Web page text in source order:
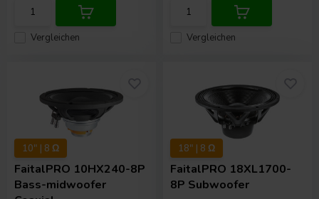
Vergleichen Vergleichen
10" | 8 Ω
FaitalPRO 10HX240-8P
Bass-midwoofer
18" | 8 Ω
FaitalPRO 18XL1700-
8P Subwoofer